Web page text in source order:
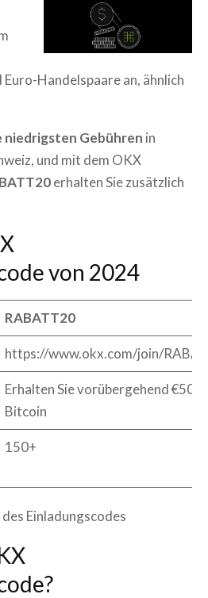
Handelspaare an, ähnlich
niedrigsten Gebühren in
und mit dem OKX
erhalten Sie zusätzlich
von 2024
RABATT20
https://www.okx.com/join/
Erhalten Sie vorübergehend €50 in
Bitcoin
150+
Einladungscodes